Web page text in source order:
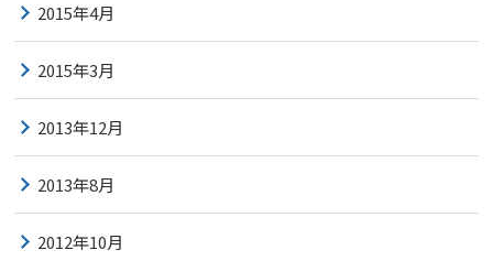
2015年4月
2015年3月
2013年12月
2013年8月
2012年10月